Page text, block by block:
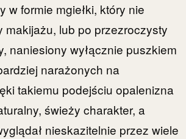
w formie mgiełki, który nie
makijażu, lub po przezroczysty
naniesiony wyłącznie puszkiem
narażonych na
takiemu podejściu opalenizna
świeży charakter, a
nieskazitelnie przez wiele